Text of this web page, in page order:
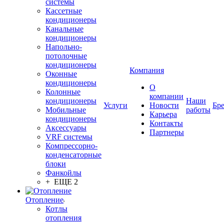
системы
Кассетные
кондиционеры
Канальные
кондиционеры
Напольно-
потолочные
кондиционеры
Оконные
кондиционеры
Колонные
кондиционеры
Мобильные
кондиционеры
Аксессуары
VRF системы
Компрессорно-
конденсаторные
блоки
Фанкойлы
+ ЕЩЕ 2
Отопление
Котлы
отопления
Услуги
Компания
О
компании
Новости
Карьера
Контакты
Партнеры
Наши
работы